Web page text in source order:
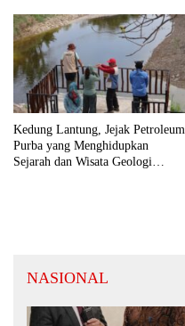
Kedung Lantung, Jejak Petroleum
Purba yang Menghidupkan
Sejarah dan Wisata Geologi
NASIONAL